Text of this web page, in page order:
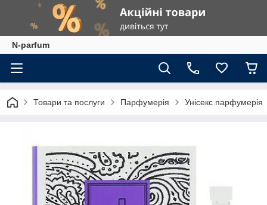
N-parfum
Товари та послуги Парфумерія Унісекс парфумерія